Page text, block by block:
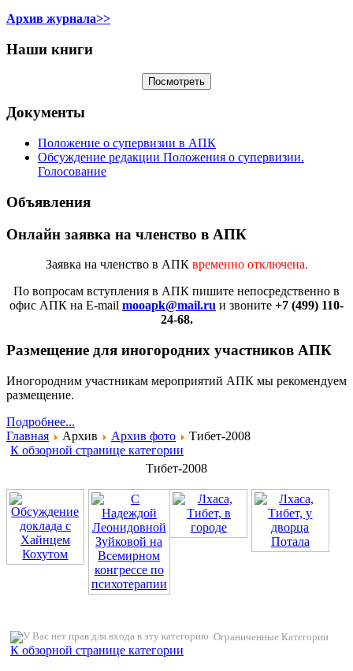
Архив журнала>>
Наши книги
Документы
Положение о супервизии в АПК
Обсуждение редакции Положения о супервизии.
Голосование
Объявления
Онлайн заявка на членство в АПК
Заявка на членство в АПК временно отключена.
По вопросам вступления в АПК пишите непосредственно в
офис АПК на E-mail mooapk@mail.ru и звоните +7 (499) 110-
24-68.
Размещение для иногородних участников АПК
Иногородним участникам мероприятий АПК мы рекомендуем
размещение.
Подробнее...
Главная
Архив Архив фото
Тибет-2008
К обзорной странице категории
Тибет-2008
Ограниченные Категории
К обзорной странице категории